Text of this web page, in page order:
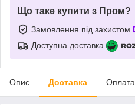
Що таке купити з Пром?
Замовлення під захистом
Доступна доставка
Опис Доставка Оплата